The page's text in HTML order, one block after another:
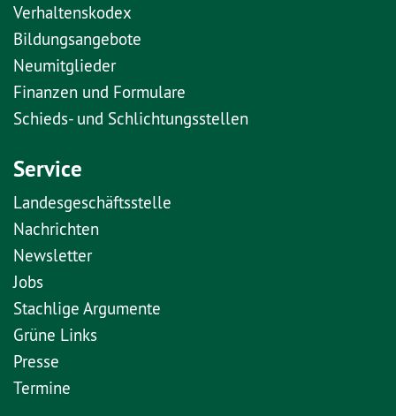
Verhaltenskodex
Bildungsangebote
Neumitglieder
Finanzen und Formulare
Schieds- und Schlichtungsstellen
Service
Landesgeschäftsstelle
Nachrichten
Newsletter
Jobs
Stachlige Argumente
Grüne Links
Presse
Termine